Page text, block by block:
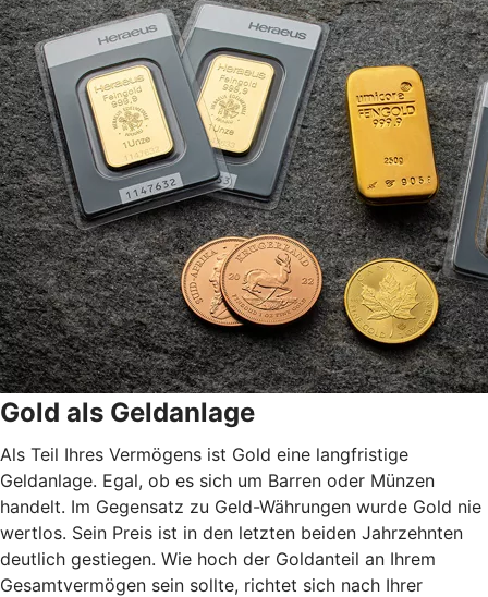
Gold als Geldanlage
Als Teil Ihres Vermögens ist Gold eine langfristige
Geldanlage. Egal, ob es sich um Barren oder Münzen
handelt. Im Gegensatz zu Geld-Währungen wurde Gold nie
wertlos. Sein Preis ist in den letzten beiden Jahrzehnten
deutlich gestiegen. Wie hoch der Goldanteil an Ihrem
Gesamtvermögen sein sollte, richtet sich nach Ihrer